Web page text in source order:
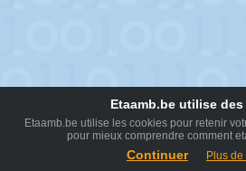
Etaamb.be utilise
Etaamb.be utilise les cookies pour retenir
pour mieux comprendre comment
Continuer Plus